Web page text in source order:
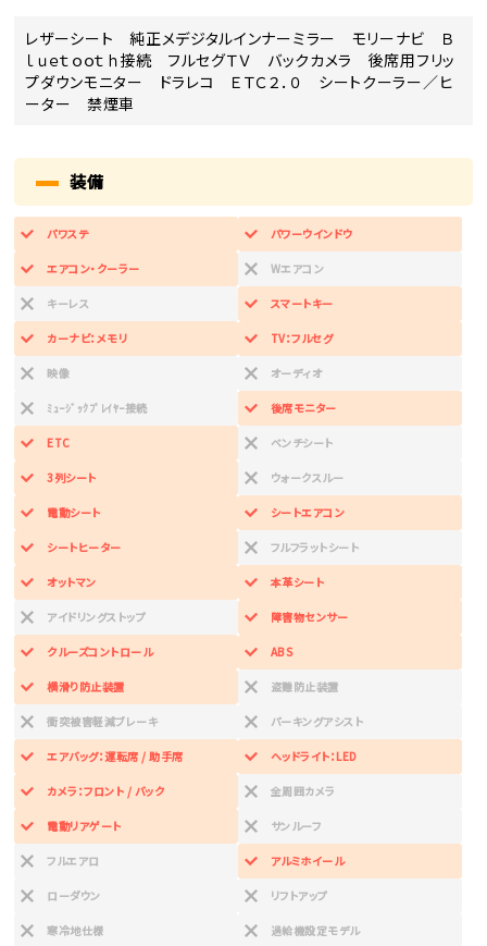
レザーシート 純正メデジタルインナーミラー モリーナビ Ｂ
ｌｕｅｔｏｏｔｈ接続 フルセグＴＶ バックカメラ 後席用フリッ
プダウンモニター ドラレコ ＥＴＣ２．０ シートクーラー／ヒ
ーター 禁煙車
装備
パワステ パワーウインドウ
エアコン・クーラー Wエアコン
キーレス スマートキー
カーナビ：メモリ TV：フルセグ
映像 オーディオ
ﾐｭｰｼﾞｯｸﾌﾟﾚｲﾔｰ接続 後席モニター
ETC ベンチシート
3列シート ウォークスルー
電動シート シートエアコン
シートヒーター フルフラットシート
オットマン 本革シート
アイドリングストップ 障害物センサー
クルーズコントロール ABS
横滑り防止装置 盗難防止装置
衝突被害軽減ブレーキ パーキングアシスト
エアバッグ：運転席 / 助手席 ヘッドライト：LED
カメラ：フロント / バック 全周囲カメラ
電動リアゲート サンルーフ
フルエアロ アルミホイール
ローダウン リフトアップ
寒冷地仕様 過給機設定モデル